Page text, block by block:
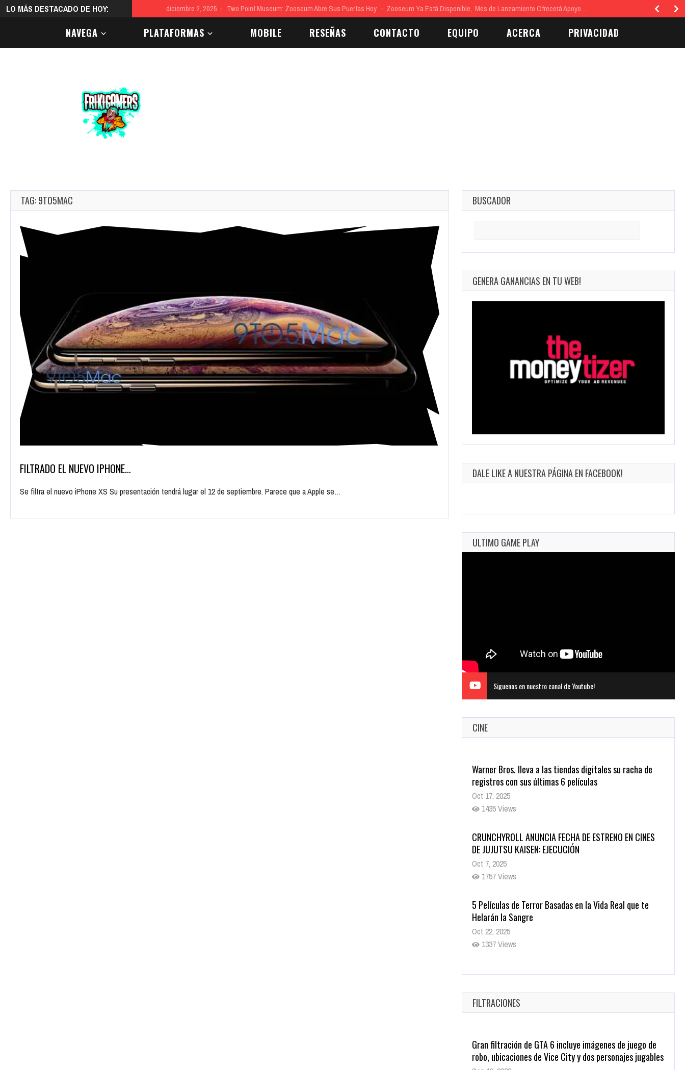
LO MÁS DESTACADO DE HOY: diciembre 2, 2025 Two Point Museum: Zooseum Abre Sus Puertas Hoy Zooseum Ya Está Disponible, Mes de Lanzamiento Ofrecerá Apoyo…
NAVEGA PLATAFORMAS MOBILE RESEÑAS CONTACTO EQUIPO ACERCA PRIVACIDAD
TAG: 9TO5MAC
FILTRADO EL NUEVO IPHONE…
Se filtra el nuevo iPhone XS Su presentación tendrá lugar el 12 de septiembre. Parece que a Apple se…
BUSCADOR
GENERA GANANCIAS EN TU WEB!
DALE LIKE A NUESTRA PÁGINA EN FACEBOOK!
ULTIMO GAME PLAY
Siguenos en nuestro canal de Youtube!
CINE
Warner Bros. lleva a las tiendas digitales su racha de
registros con sus últimas 6 películas
Oct 17, 2025
1435 Views
CRUNCHYROLL ANUNCIA FECHA DE ESTRENO EN CINES
DE JUJUTSU KAISEN: EJECUCIÓN
Oct 7, 2025
1757 Views
5 Películas de Terror Basadas en la Vida Real que te
Helarán la Sangre
Oct 22, 2025
1337 Views
Revive el terror: El conjuro 4: Últimos ritos ya está
Oct 20, 2025
1379 Views
FILTRACIONES
Gran filtración de GTA 6 incluye imágenes de juego de
robo, ubicaciones de Vice City y dos personajes jugables